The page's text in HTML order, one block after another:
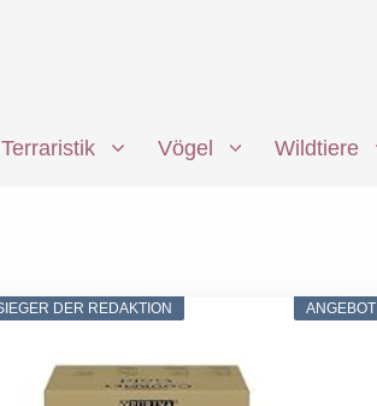
Terraristik Vögel Wildtiere
ANGEBOT
DER REDAKTION